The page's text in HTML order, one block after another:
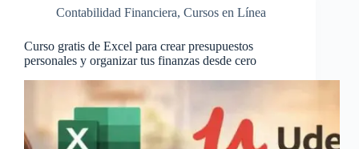
Contabilidad Financiera, Cursos en Línea
Curso gratis de Excel para crear presupuestos
personales y organizar tus finanzas desde cero